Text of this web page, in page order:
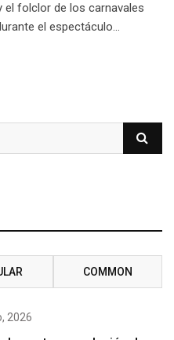
el folclor de los carnavales
el espectáculo…
COMMON
2026